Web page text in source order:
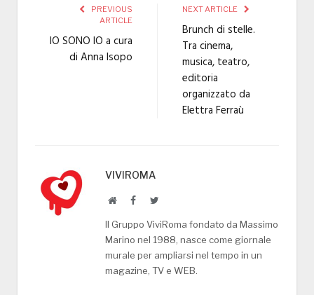
PREVIOUS
ARTICLE
IO SONO IO a cura
di Anna Isopo
NEXT ARTICLE
Brunch di stelle.
Tra cinema,
musica, teatro,
editoria
organizzato da
Elettra Ferraù
VIVIROMA
WebsiteFacebookTwitter
Il Gruppo ViviRoma fondato da Massimo
Marino nel 1988, nasce come giornale
murale per ampliarsi nel tempo in un
magazine, TV e WEB.